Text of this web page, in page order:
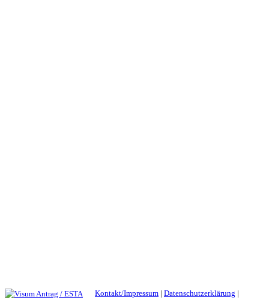
Kontakt/Impressum | Datenschutzerklärung |